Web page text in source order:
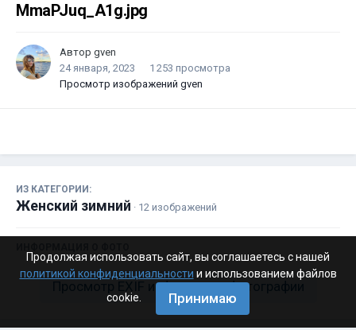
MmaPJuq_A1g.jpg
Автор gven
24 января, 2023
1 253 просмотра
Просмотр изображений gven
ИЗ КАТЕГОРИИ:
Женский зимний · 12 изображений
Просмотр EXIF информации фотографии
Продолжая использовать сайт, вы соглашаетесь с нашей
политикой конфиденциальности и использованием файлов
cookie.
Принимаю